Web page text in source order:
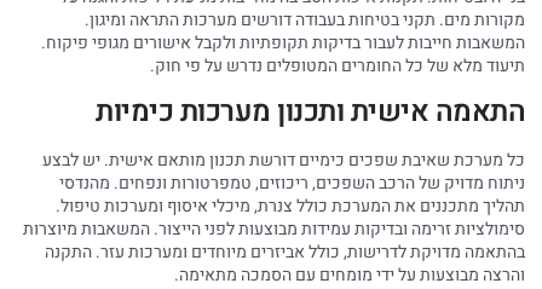
מקורות מים. תקני בטיחות בעבודה דורשים מערכות התראה ומיגון.
המשאבות חייבות לעבור בדיקות תקופתיות ולקבל אישורים מגופי פיקוח.
תיעוד מלא של כל החומרים המטופלים נדרש על פי חוק.
התאמה אישית ותכנון מערכות כימיות
כל מערכת שאיבת שפכים כימיים דורשת תכנון מותאם אישית. יש לבצע
ניתוח מדויק של הרכב השפכים, ריכוזים, טמפרטורות ונפחים. מהנדסי
תהליך מתכננים את המערכת כולל צנרת, מיכלי איסוף ומערכות טיפול.
סימולציות זרימה ובדיקות עמידות מבוצעות לפני הייצור. המשאבות מיוצרות
בהתאמה מדויקת לדרישות, כולל אביזרים מיוחדים ומערכות עזר. התקנה
והרצה מבוצעות על ידי מומחים עם הסמכה מתאימה.